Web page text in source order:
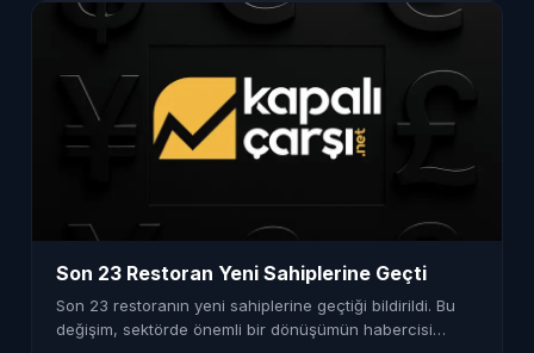
Son 23 Restoran Yeni Sahiplerine Geçti
Son 23 restoranın yeni sahiplerine geçtiği bildirildi. Bu
değişim, sektörde önemli bir dönüşümün habercisi